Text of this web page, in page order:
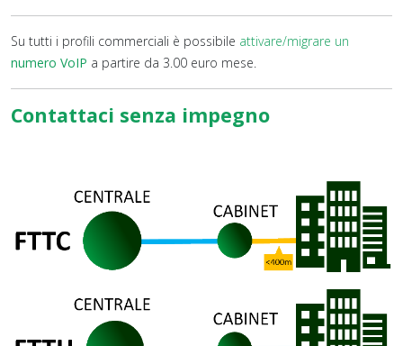
Su tutti i profili commerciali è possibile attivare/migrare un
numero VoIP a partire da 3.00 euro mese.
Contattaci senza impegno